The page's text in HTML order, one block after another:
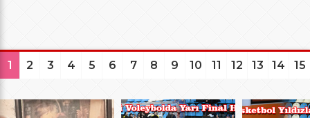
1 2 3 4 5 6 7 8 9 10 11 12 13 14 15